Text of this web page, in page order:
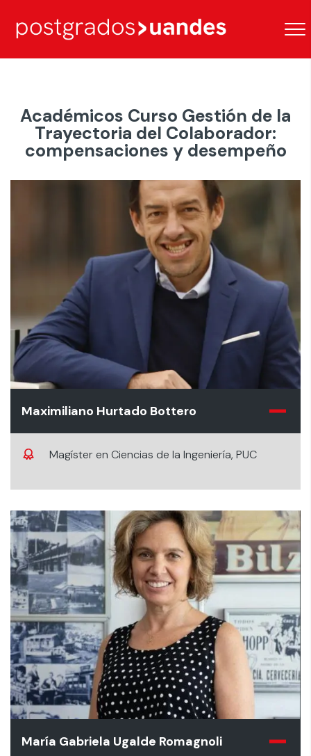
Académicos Curso Gestión de la
Trayectoria del Colaborador:
compensaciones y desempeño
Maximiliano Hurtado Bottero
Magíster en Ciencias de la Ingeniería, PUC
María Gabriela Ugalde Romagnoli